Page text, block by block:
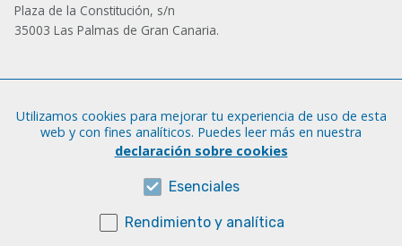
Plaza de la Constitución, s/n
35003 Las Palmas de Gran Canaria.
Tfno.: +34 928 452 771 / 452 787
Fax: +34 928 451 701
Sobre esta web
Utilizamos cookies para mejorar tu experiencia de uso de esta
web y con fines analíticos. Puedes leer más en nuestra
declaración sobre cookies
Esenciales
Rendimiento y analítica